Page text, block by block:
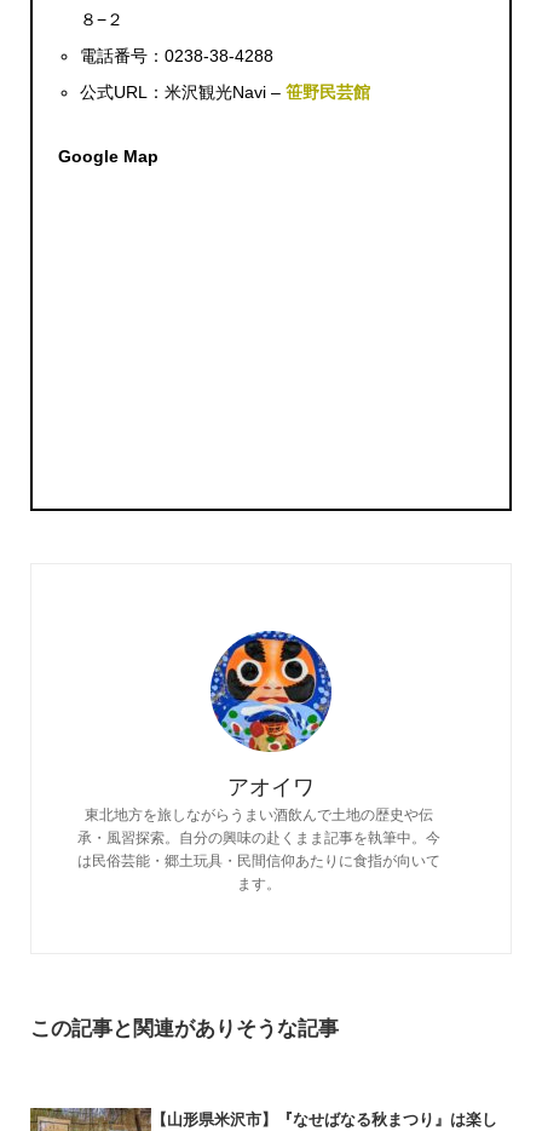
８−２
電話番号：0238-38-4288
公式URL：米沢観光Navi –笹野民芸館
Google Map
アオイワ
東北地方を旅しながらうまい酒飲んで土地の歴史や伝
承・風習探索。自分の興味の赴くまま記事を執筆中。今
は民俗芸能・郷土玩具・民間信仰あたりに食指が向いて
ます。
この記事と関連がありそうな記事
【山形県米沢市】『なせばなる秋まつり』は楽し